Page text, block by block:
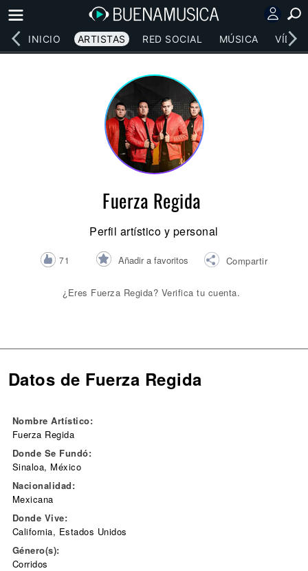
INICIO ARTISTAS RED SOCIAL MÚSICA
Fuerza Regida
Perfil artístico y personal
71 Añadir a favoritos Compartir
¿Eres Fuerza Regida? Verifica tu cuenta.
Datos de Fuerza Regida
Nombre Artístico:
Fuerza Regida
Donde Se Fundó:
Sinaloa, México
Nacionalidad:
Mexicana
Donde Vive:
California, Estados Unidos
Género(s):
Corridos